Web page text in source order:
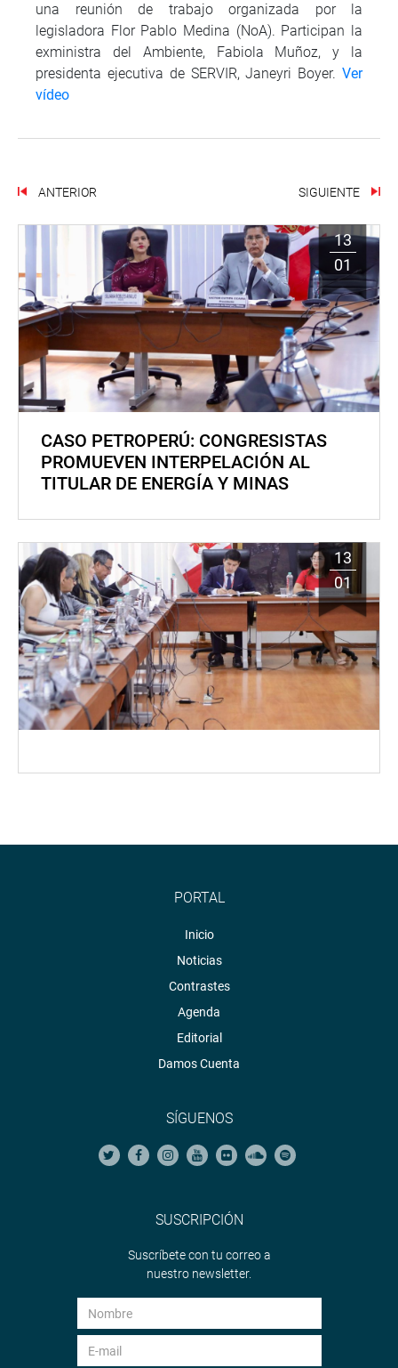
una reunión de trabajo organizada por la
legisladora Flor Pablo Medina (NoA). Participan la
exministra del Ambiente, Fabiola Muñoz, y la
presidenta ejecutiva de SERVIR, Janeyri Boyer. Ver
vídeo
ANTERIOR SIGUIENTE
13
01
CASO PETROPERÚ: CONGRESISTAS
PROMUEVEN INTERPELACIÓN AL
TITULAR DE ENERGÍA Y MINAS
13
01
PORTAL
Inicio
Noticias
Contrastes
Agenda
Editorial
Damos Cuenta
SÍGUENOS
SUSCRIPCIÓN
Suscríbete con tu correo a
nuestro newsletter.